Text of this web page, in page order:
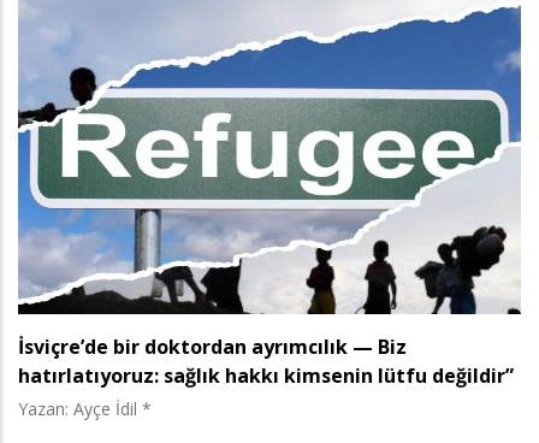
İsviçre’de bir doktordan ayrımcılık — Biz
hatırlatıyoruz: sağlık hakkı kimsenin lütfu değildir”
Yazan: Ayçe İdil *